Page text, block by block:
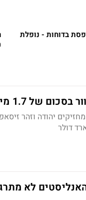
בדוחות - נופלת
דולר לפחות
לא